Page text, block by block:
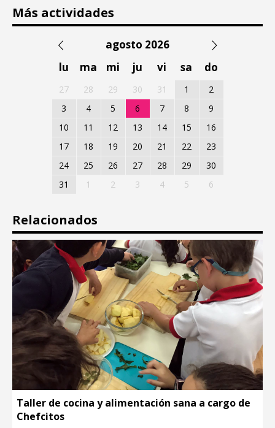
Más actividades
agosto 2026
lu
ma mi ju vi sa do
27 28 29 30 31 1
2
3
4 5 6 7 8
9
10
11 12 13 14 15
16
17
18 19 20 21 22
23
24
25 26 27 28 29
30
31
1 2 3 4 5 6
Relacionados
Taller de cocina y alimentación sana a cargo de
Chefcitos